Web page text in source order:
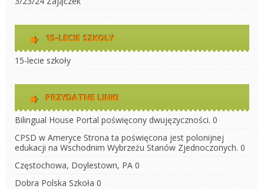
15-LECIE SZKOŁY
15-lecie szkoły
PRZYDATNE LINKI
Bilingual House Portal poświęcony dwujęzyczności. 0
CPSD w Ameryce Strona ta poświęcona jest polonijnej
edukacji na Wschodnim Wybrzeżu Stanów Zjednoczonych. 0
Częstochowa, Doylestown, PA 0
Dobra Polska Szkoła 0